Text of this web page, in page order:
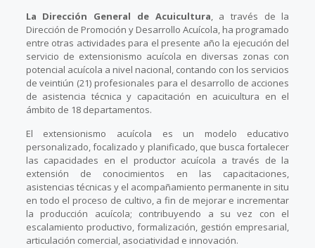
La Dirección General de Acuicultura, a través de la
Dirección de Promoción y Desarrollo Acuícola, ha programado
entre otras actividades para el presente año la ejecución del
servicio de extensionismo acuícola en diversas zonas con
potencial acuícola a nivel nacional, contando con los servicios
de veintiún (21) profesionales para el desarrollo de acciones
de asistencia técnica y capacitación en acuicultura en el
ámbito de 18 departamentos.
El extensionismo acuícola es un modelo educativo
personalizado, focalizado y planificado, que busca fortalecer
las capacidades en el productor acuícola a través de la
extensión de conocimientos en las capacitaciones,
asistencias técnicas y el acompañamiento permanente in situ
en todo el proceso de cultivo, a fin de mejorar e incrementar
la producción acuícola; contribuyendo a su vez con el
escalamiento productivo, formalización, gestión empresarial,
articulación comercial, asociatividad e innovación.